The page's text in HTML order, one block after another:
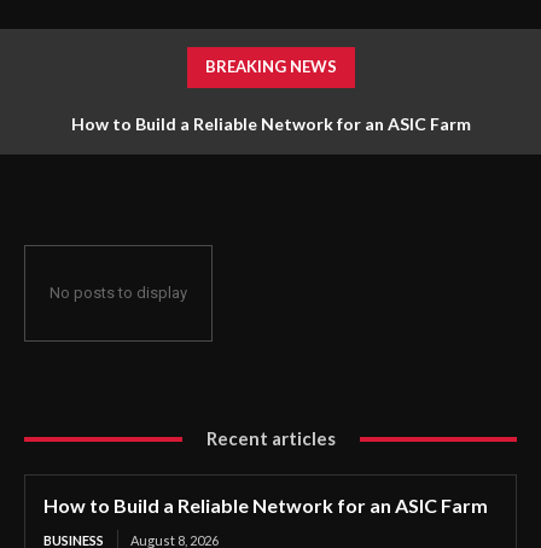
BREAKING NEWS
How to Build a Reliable Network for an ASIC Farm
No posts to display
Recent articles
How to Build a Reliable Network for an ASIC Farm
BUSINESS August 8, 2026